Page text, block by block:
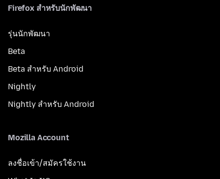
Firefox สำหรับนักพัฒนา
รุ่นนักพัฒนา
Beta
Beta สำหรับ Android
Nightly
Nightly สำหรับ Android
Mozilla Account
ลงชื่อเข้า/สมัครใช้งาน